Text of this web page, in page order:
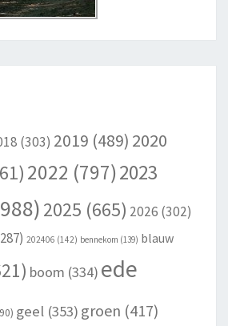
(303) 2019 (489) 2020
2022 (797)2023
2025 (665) 2026 (302)
202406 (142) bennekom (139) blauw
boom (334) ede
geel (353) groen (417)